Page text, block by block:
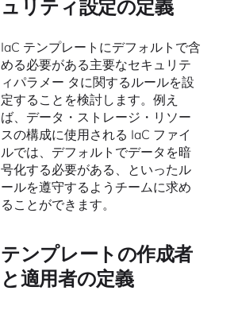
ュリティ設定の定義
IaC テンプレートにデフォルトで含
める必要がある主要なセキュリテ
ィパラメー タに関するルールを設
定することを検討します。例え
ば、データ・ストレージ・リソー
スの構成に使用される IaC ファイ
ルでは、デフォルトでデータを暗
号化する必要がある、といったル
ールを遵守するようチームに求め
ることができます。
テンプレートの作成者
と適用者の定義